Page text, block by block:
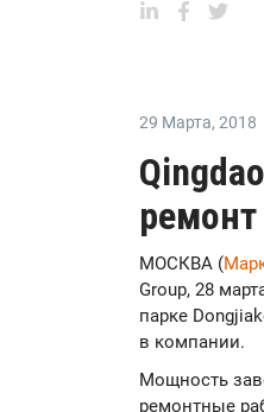
29 Марта, 2018
ремонт
МОСКВА (
Group, 28
парке
в компании.
Мощность
ремонтные